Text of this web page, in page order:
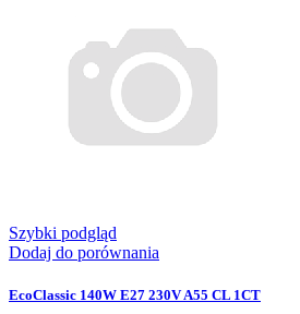
Szybki podgląd
Dodaj do porównania
EcoClassic 140W E27 230V A55 CL 1CT